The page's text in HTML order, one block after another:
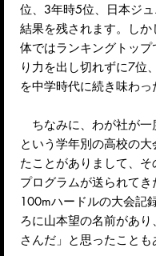
位、3年時5位、日本ジ
結果を残されます。しか
体ではランキングトップ
り力を出し切れずに7位
を中学時代に続き味わっ
ちなみに、わが社が一
という学年別の高校の大
たことがありまして、
プログラムが送られてき
100mハードルの大会記
ろに山本望の名前があ
さんだ」と思ったことも